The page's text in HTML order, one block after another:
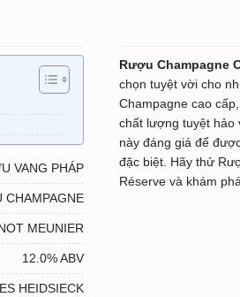
VANG PHÁP
CHAMPAGNE
MEUNIER
12.0% ABV
HEIDSIECK
Rượu Champagne
chọn tuyệt vời cho
Champagne cao
chất lượng tuyệt hảo
này đáng giá để
đặc biệt. Hãy thử
Réserve và khám